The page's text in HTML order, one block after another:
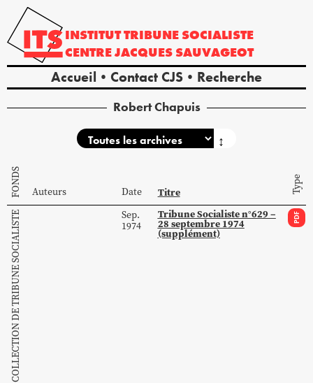
INSTITUTTRIBUNE SOCIALISTE
CENTREJACQUES SAUVAGEOT
Accueil Contact CJS Recherche
Robert Chapuis
↕
FONDS Auteurs Date Titre Type
COLLECTION DE TRIBUNE SOCIALISTE
Sep.
1974
Tribune Socialiste n°629 –
28 septembre 1974
(supplément)
PDF